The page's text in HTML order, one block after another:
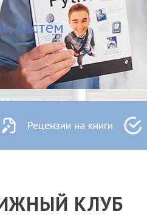
растем
Рецензии на книги
КЛУБ